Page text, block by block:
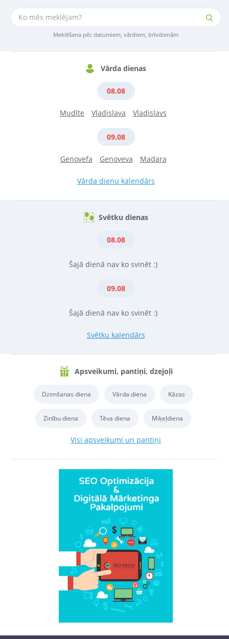
Meklēšana pēc datumiem, vārdiem, brīvdienām
Vārda dienas
08.08
Mudīte Vladislava Vladislavs
09.08
Genovefa Genoveva Madara
Vārda dienu kalendārs
Svētku dienas
08.08
Šajā dienā nav ko svinēt :)
09.08
Šajā dienā nav ko svinēt :)
Svētku kalendārs
Apsveikumi, pantiņi, dzejoļi
Dzimšanas diena Vārda diena Kāzas
Zinību diena Tēva diena Miķeļdiena
Visi apsveikumi un pantiņi